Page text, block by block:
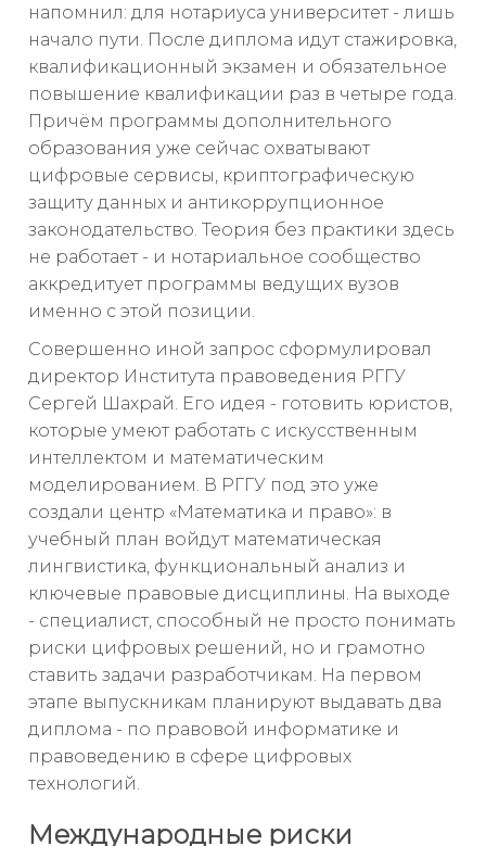
напомнил: для нотариуса университет - лишь
начало пути. После диплома идут стажировка,
квалификационный экзамен и обязательное
повышение квалификации раз в четыре года.
Причём программы дополнительного
образования уже сейчас охватывают
цифровые сервисы, криптографическую
защиту данных и антикоррупционное
законодательство. Теория без практики здесь
не работает - и нотариальное сообщество
аккредитует программы ведущих вузов
именно с этой позиции.
Совершенно иной запрос сформулировал
директор Института правоведения РГГУ
Сергей Шахрай. Его идея - готовить юристов,
которые умеют работать с искусственным
интеллектом и математическим
моделированием. В РГГУ под это уже
создали центр «Математика и право»: в
учебный план войдут математическая
лингвистика, функциональный анализ и
ключевые правовые дисциплины. На выходе
- специалист, способный не просто понимать
риски цифровых решений, но и грамотно
ставить задачи разработчикам. На первом
этапе выпускникам планируют выдавать два
диплома - по правовой информатике и
правоведению в сфере цифровых
технологий.
Международные риски